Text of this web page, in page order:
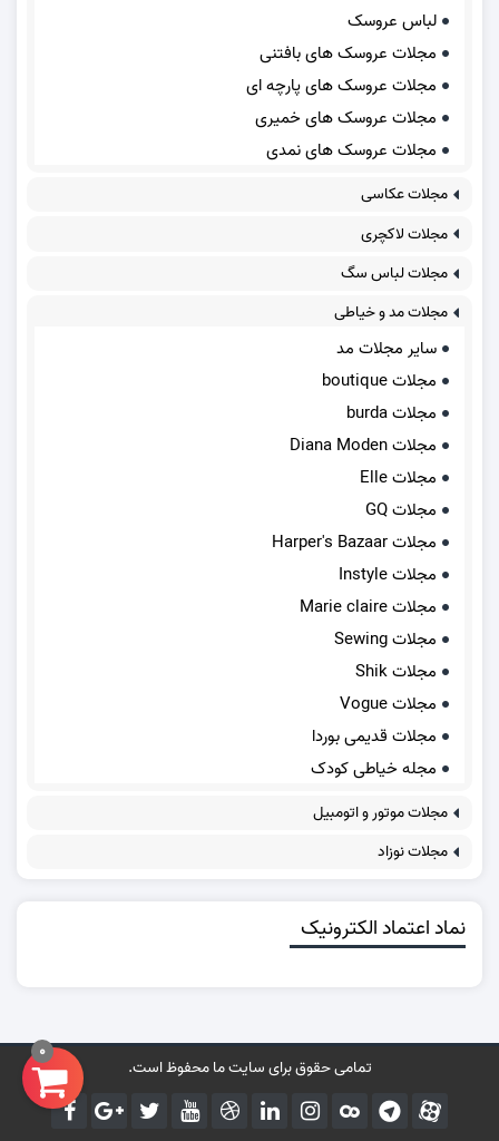
لباس عروسک
مجلات عروسک های بافتنی
مجلات عروسک های پارچه ای
مجلات عروسک های خمیری
مجلات عروسک های نمدی
مجلات عکاسی
مجلات لاکچری
مجلات لباس سگ
مجلات مد و خیاطی
سایر مجلات مد
مجلات boutique
مجلات burda
مجلات Diana Moden
مجلات Elle
مجلات GQ
مجلات Harper's Bazaar
مجلات Instyle
مجلات Marie claire
مجلات Sewing
مجلات Shik
مجلات Vogue
مجلات قدیمی بوردا
مجله خیاطی کودک
مجلات موتور و اتومبیل
مجلات نوزاد
نماد اعتماد الکترونیک
تمامی حقوق برای سایت ما محفوظ است.
0